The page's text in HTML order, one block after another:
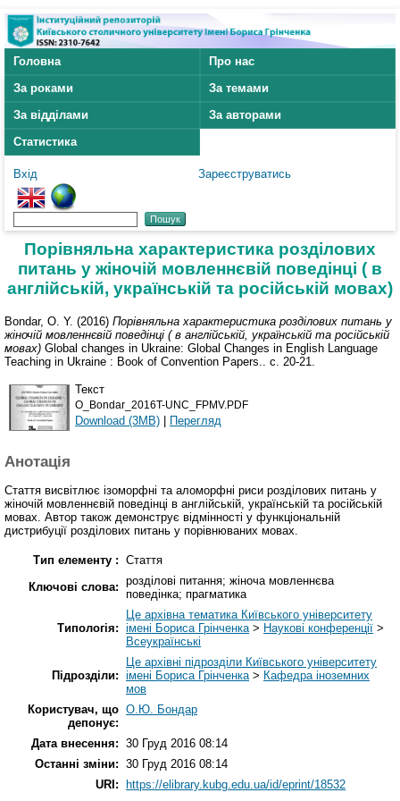
Головна
Про нас
За роками
За темами
За відділами
За авторами
Статистика
Вхід Зареєструватись
Порівняльна характеристика розділових
питань у жіночій мовленнєвій поведінці ( в
англійській, українській та російській мовах)
Bondar, O. Y. (2016) Порівняльна характеристика розділових питань у
жіночій мовленнєвій поведінці ( в англійській, українській та російській
мовах) Global changes in Ukraine: Global Changes in English Language
Teaching in Ukraine : Book of Convention Papers.. с. 20-21.
Текст
O_Bondar_2016T-UNC_FPMV.PDF
Download (3MB) | Перегляд
Анотація
Стаття висвітлює ізоморфні та аломорфні риси розділових питань у
жіночій мовленнєвій поведінці в англійській, українській та російській
мовах. Автор також демонструє відмінності у функціональній
дистрибуції розділових питань у порівнюваних мовах.
Тип елементу : Стаття
Ключові слова: розділові питання; жіноча мовленнєва
поведінка; прагматика
Типологія:
Це архівна тематика Київського університету
імені Бориса Грінченка> Наукові конференції >
Всеукраїнські
Підрозділи:
Це архівні підрозділи Київського університету
імені Бориса Грінченка> Кафедра іноземних
мов
Користувач, що
депонує:
О.Ю. Бондар
Дата внесення: 30 Груд 2016 08:14
Останні зміни: 30 Груд 2016 08:14
URI:
https://elibrary.kubg.edu.ua/id/eprint/18532